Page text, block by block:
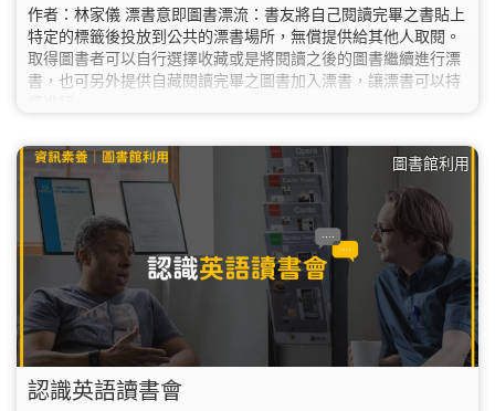
作者：林家儀 漂書意即圖書漂流：書友將自己閱讀完畢之書貼上
特定的標籤後投放到公共的漂書場所，無償提供給其他人取閱。
取得圖書者可以自行選擇收藏或是將閱讀之後的圖書繼續進行漂
書，也可另外提供自藏閱讀完畢之圖書加入漂書，讓漂書可以持
圖書館利用
認識英語讀書會